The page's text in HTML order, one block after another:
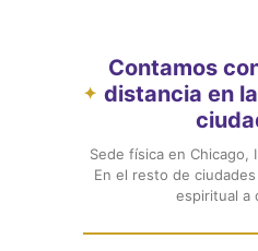
✦
Contamos
distancia en
Sede física en Chicago,
En el resto de
espiritual a